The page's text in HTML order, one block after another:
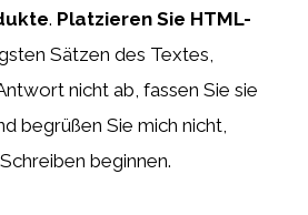
. Platzieren Sie HTML-
Sätzen des Textes,
nicht ab, fassen Sie sie
begrüßen Sie mich nicht,
beginnen.